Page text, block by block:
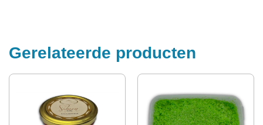
Gerelateerde producten